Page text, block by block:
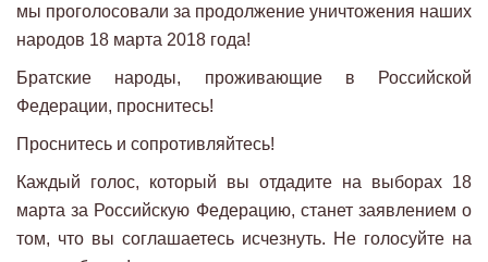
мы проголосовали за продолжение уничтожения наших
народов 18 марта 2018 года!
Братские народы, проживающие в Российской
Федерации, проснитесь!
Проснитесь и сопротивляйтесь!
Каждый голос, который вы отдадите на выборах 18
марта за Российскую Федерацию, станет заявлением о
том, что вы соглашаетесь исчезнуть. Не голосуйте на